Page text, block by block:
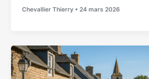
Chevallier Thierry •24 mars 2026